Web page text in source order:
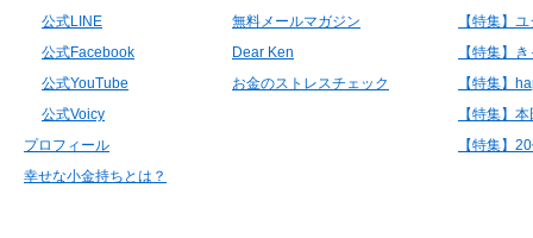
公式LINE
公式Facebook
公式YouTube
公式Voicy
プロフィール
幸せな小金持ちとは？
無料メールマガジン
Dear Ken
お金のストレスチェック
【特集】
【特集】
【特集】
【特集】
【特集】